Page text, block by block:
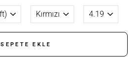
SEPETE EKLE